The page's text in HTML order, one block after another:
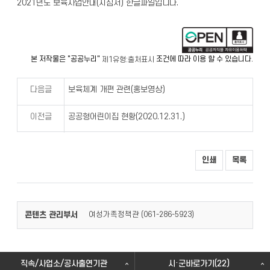
2021년도 보육사업안내(지침서) 한글파일입니다.
본 저작물은 "공공누리" 제1유형:출처표시 조건에 따라 이용 할 수 있습니다.
다음글 보육체계 개편 관련(홍보영상)
이전글 공공형어린이집 현황(2020.12.31.)
인쇄 목록
콘텐츠 관리부서 여성가족정책관 (061-286-5923)
직속/사업소/공사출연기관 시·군바로가기(22)